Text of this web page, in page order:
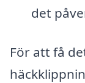
det
För att få